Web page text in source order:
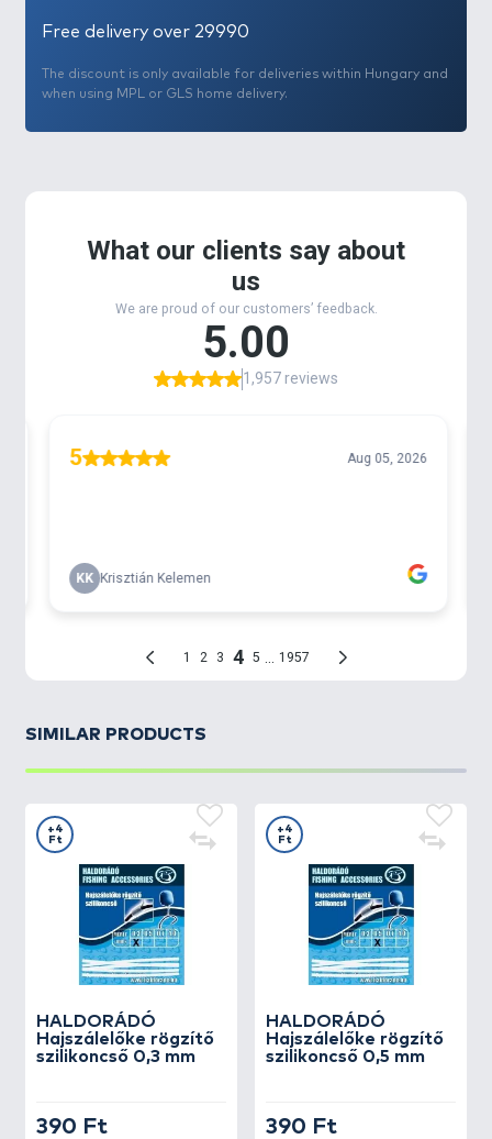
Free delivery over 29990
The discount is only available for deliveries within Hungary and
when using MPL or GLS home delivery.
SIMILAR PRODUCTS
HALDORÁDÓ
Hajszálelőke rögzítő
szilikoncső 0,3 mm
+4
Ft
390 Ft
HALDORÁDÓ
Hajszálelőke rögzítő
szilikoncső 0,5 mm
+4
Ft
390 Ft